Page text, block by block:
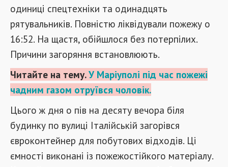
одиниці спецтехніки та одинадцять
рятувальників. Повністю ліквідували пожежу о
16:52. На щастя, обійшлося без потерпілих.
Причини загоряння встановлюють.
Читайте на тему.У Маріуполі під час пожежі
чадним газом отруївся чоловік.
Цього ж дня о пів на десяту вечора біля
будинку по вулиці Італійській загорівся
євроконтейнер для побутових відходів. Ці
ємності виконані із пожежостійкого матеріалу.